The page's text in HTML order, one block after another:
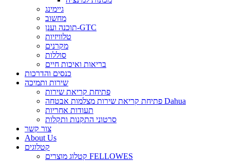
גיימינג
מחשוב
תוכנה וענן-GTC
טלוויזיות
מקרנים
סוללות
בריאות ואיכות חיים
כנסים והדרכות
שירות ותמיכה
פתיחת קריאת שירות
פתיחת קריאת שירות מצלמות אבטחה Dahua
תעודות אחריות
סרטוני התקנות ותקלות
צור קשר
About Us
קטלוגים
קטלוג מוצרים FELLOWES